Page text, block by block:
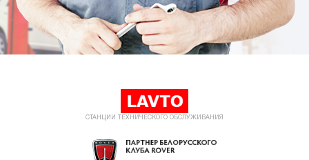
СТАНЦИИ ТЕХНИЧЕСКОГО ОБСЛУЖИВАНИЯ